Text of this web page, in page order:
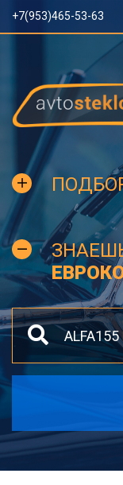
+7(953)465-53-63